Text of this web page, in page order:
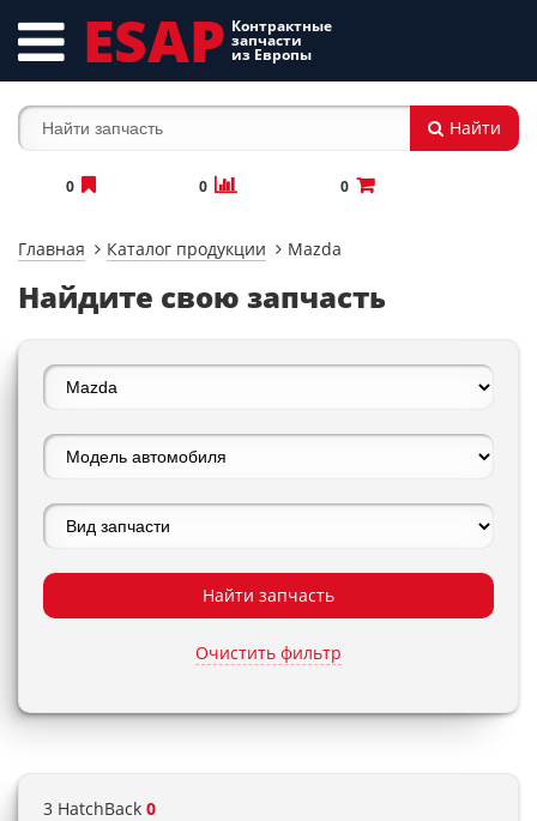
ESAP Контрактные
запчасти
из Европы
Найти
0 0 0
Главная Каталог продукции Mazda
Найдите свою запчасть
Найти запчасть
Очистить фильтр
3 HatchBack 0